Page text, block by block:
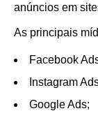
anúncios em
As principais
Facebook
Instagram
Google Ads;